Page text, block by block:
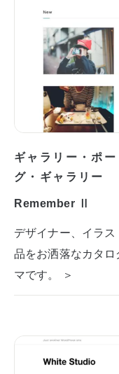
ギャラリー・ポ
グ・ギャラリー
Remember Ⅱ
デザイナー、イラ
品をお洒落なカタ
マです。 ＞